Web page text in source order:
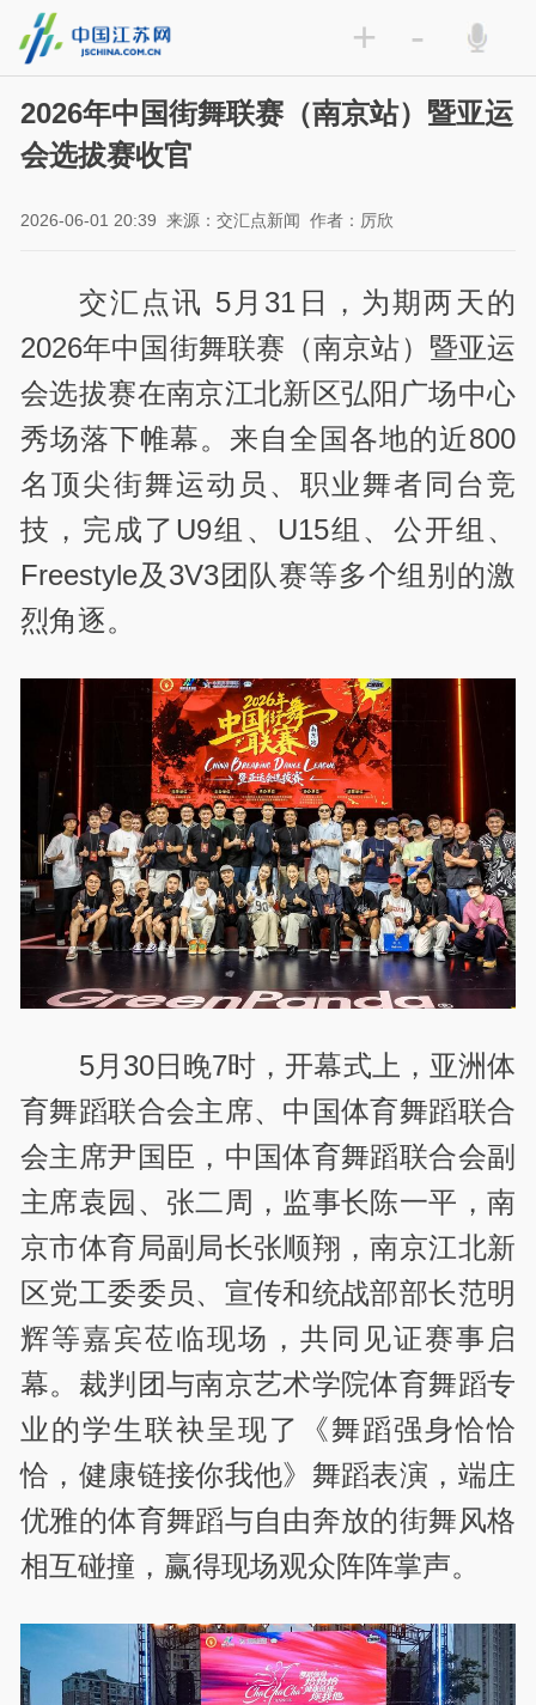
+ -
2026年中国街舞联赛（南京站）暨亚运
会选拔赛收官
2026-06-01 20:39 来源：交汇点新闻 作者：厉欣
交汇点讯 5月31日，为期两天的
2026年中国街舞联赛（南京站）暨亚运
会选拔赛在南京江北新区弘阳广场中心
秀场落下帷幕。来自全国各地的近800
名顶尖街舞运动员、职业舞者同台竞
技，完成了U9组、U15组、公开组、
Freestyle及3V3团队赛等多个组别的激
烈角逐。
5月30日晚7时，开幕式上，亚洲体
育舞蹈联合会主席、中国体育舞蹈联合
会主席尹国臣，中国体育舞蹈联合会副
主席袁园、张二周，监事长陈一平，南
京市体育局副局长张顺翔，南京江北新
区党工委委员、宣传和统战部部长范明
辉等嘉宾莅临现场，共同见证赛事启
幕。裁判团与南京艺术学院体育舞蹈专
业的学生联袂呈现了《舞蹈强身恰恰
恰，健康链接你我他》舞蹈表演，端庄
优雅的体育舞蹈与自由奔放的街舞风格
相互碰撞，赢得现场观众阵阵掌声。